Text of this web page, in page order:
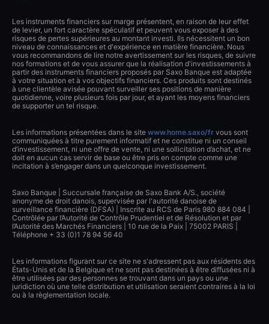
Les instruments financiers sur marge présentent, en raison de leur effet
de levier, un fort caractère spéculatif et peuvent vous exposer à des
risques de pertes supérieures au montant investi. Ils nécessitent un bon
niveau de connaissances et d'expérience en matière financière. Nous
vous recommandons de lire notre avertissement sur les risques, de suivre
nos formations et de vous assurer que la réalisation d'investissements à
partir des instruments financiers proposés par Saxo Banque est adaptée
à votre situation et à vos objectifs financiers. Ces produits sont destinés
à une clientèle avisée pouvant surveiller ses positions de manière
quotidienne, voire plusieurs fois par jour, et ayant les moyens financiers
de supporter un tel risque.
Les informations présentées dans le site www.home.saxo/fr vous sont
communiquées à titre purement informatif et ne constitue ni un conseil
d’investissement, ni une offre de vente, ni une sollicitation d’achat, et ne
doit en aucun cas servir de base ou être pris en compte comme une
incitation à s’engager dans un quelconque investissement.
Saxo Banque | Succursale française de Saxo Bank A/S., société
anonyme de droit danois, supervisée par l'autorité danoise de
surveillance financière (DFSA) | Inscrite au RCS de Paris 980 884 084 |
Contrôlée par l’Autorité de Contrôle Prudentiel et de Résolution et par
l’Autorité des Marchés Financiers | 10 rue de la Paix | 75002 PARIS |
Téléphone + 33 (0)1 78 94 56 40
Les informations figurant sur ce site ne s'adressent pas aux résidents des
États-Unis et de la Belgique et ne sont pas destinées à être diffusées ni à
être utilisées par des personnes se trouvant dans un pays ou une
juridiction où une telle distribution et utilisation seraient contraires à la loi
ou à la règlementation locale.